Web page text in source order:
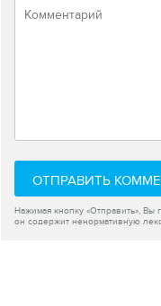
ОТПРАВИТЬ
Нажимая кнопку «Отправить», Вы
он содержит ненормативную